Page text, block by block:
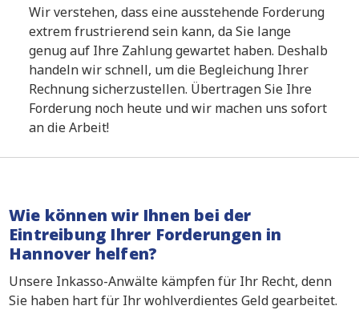
Wir verstehen, dass eine ausstehende Forderung
extrem frustrierend sein kann, da Sie lange
genug auf Ihre Zahlung gewartet haben. Deshalb
handeln wir schnell, um die Begleichung Ihrer
Rechnung sicherzustellen. Übertragen Sie Ihre
Forderung noch heute und wir machen uns sofort
an die Arbeit!
Wie können wir Ihnen bei der
Eintreibung Ihrer Forderungen in
Hannover helfen?
Unsere Inkasso-Anwälte kämpfen für Ihr Recht, denn
Sie haben hart für Ihr wohlverdientes Geld gearbeitet.